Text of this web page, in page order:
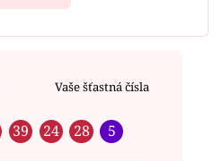
Vaše šťastná čísla
39 24 28 5